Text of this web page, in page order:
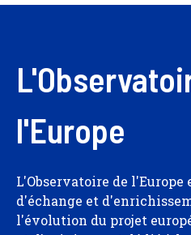
l'Europe
L'Observatoire de l'Europe
d'échange et
l'évolution du projet